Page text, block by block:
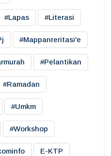
#lapas #literasi
#mappanreritasi'e
#pelantikan
#ramadan
#umkm
#workshop
E-KTP